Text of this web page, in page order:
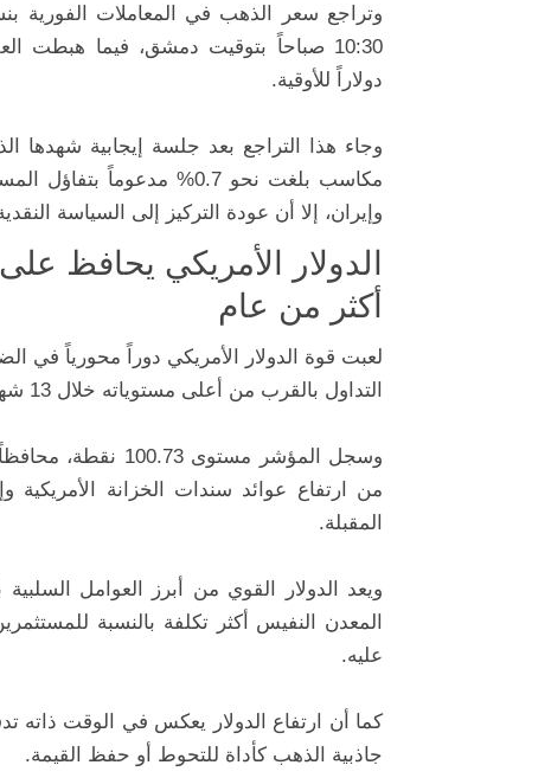
دولاراً للأوقية.
وجاء هذا التراجع بعد جلسة إيجابية
مكاسب بلغت نحو 0.7%
وإيران، إلا أن عودة التركيز إلى السياسة
الدولار الأمريكي يحافظ
أكثر من عام
لعبت قوة الدولار الأمريكي دوراً محورياً في
التداول بالقرب من أعلى مستوياته خلال 13 شهراً.
وسجل المؤشر
من ارتفاع عوائد سندات الخزانة الأمريكية
المقبلة.
ويعد الدولار القوي من أبرز العوامل
المعدن النفيس أكثر تكلفة بالنسبة
عليه.
كما أن ارتفاع الدولار يعكس في الوقت ذاته
جاذبية الذهب كأداة للتحوط أو حفظ القيمة.